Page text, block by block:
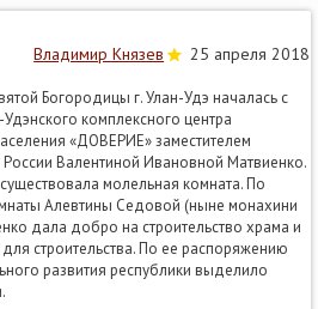
Владимир Князев 25 апреля 2018
Богородицы г. Улан-Удэ началась с
комплексного центра
«ДОВЕРИЕ» заместителем
Валентиной Ивановной Матвиенко.
молельная комната. По
Алевтины Седовой (ныне монахини
дала добро на строительство храма и
строительства. По ее распоряжению
развития республики выделило